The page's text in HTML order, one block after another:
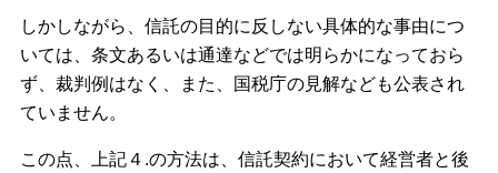
しかしながら、信託の目的に反しない具体的な事由につ
いては、条文あるいは通達などでは明らかになっておら
ず、裁判例はなく、また、国税庁の見解なども公表され
ていません。
この点、上記４.の方法は、信託契約において経営者と後